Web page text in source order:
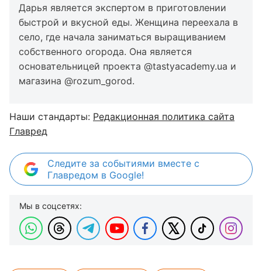
Дарья является экспертом в приготовлении
быстрой и вкусной еды. Женщина переехала в
село, где начала заниматься выращиванием
собственного огорода. Она является
основательницей проекта @tastyacademy.ua и
магазина @rozum_gorod.
Наши стандарты: Редакционная политика сайта
Главред
Следите за событиями вместе с
Главредом в Google!
Мы в соцсетях: